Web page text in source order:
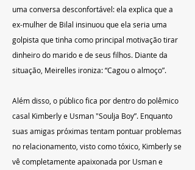
uma conversa desconfortável: ela explica que a
ex-mulher de Bilal insinuou que ela seria uma
golpista que tinha como principal motivação tirar
dinheiro do marido e de seus filhos. Diante da
situação, Meirelles ironiza: “Cagou o almoço”.
Além disso, o público fica por dentro do polêmico
casal Kimberly e Usman "Soulja Boy”. Enquanto
suas amigas próximas tentam pontuar problemas
no relacionamento, visto como tóxico, Kimberly se
vê completamente apaixonada por Usman e